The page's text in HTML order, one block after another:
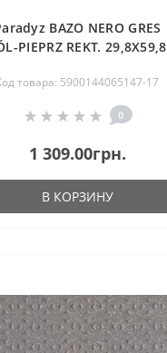
BAZO NERO GRES
PIEPRZ REKT. 29,8X59,8
товара: 5900144065147-17
0
1 309.00грн.
В КОРЗИНУ